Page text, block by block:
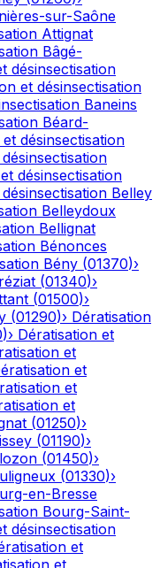
sur-Saône
Attignat
Bâgé-
désinsectisation
et désinsectisation
Baneins
Béard-
désinsectisation
désinsectisation
Belley
Belleydoux
Bellignat
Bénonces
Bény (01370)›
(01340)›
(01500)›
(01290)› Dératisation
)› Dératisation et
et
et
et
et
(01250)›
(01190)›
(01450)›
(01330)›
en-Bresse
Bourg-Saint-
désinsectisation
et